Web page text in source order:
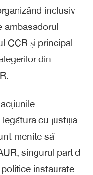
inclusiv
ambasadorul
CCR și principal
din
cu justiția
menite să
singurul partid
instaurate